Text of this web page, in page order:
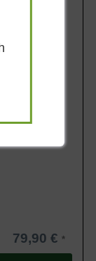
KW43
79,90 €